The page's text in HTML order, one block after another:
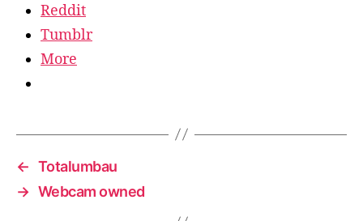
Reddit
Tumblr
More
← Totalumbau
→ Webcam owned